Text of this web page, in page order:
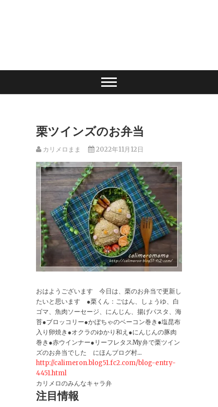
栗ツインズのお弁当
カリメロまま 2022年11月12日
おはようございます 今日は、栗のお弁当で更新し
たいと思います ●栗くん：ごはん、しょうゆ、白
ゴマ、魚肉ソーセージ、にんじん、揚げパスタ、海
苔●ブロッコリー●かぼちゃのベーコン巻き●塩昆布
入り卵焼き●オクラのゆかり和え●にんじんの豚肉
巻き●赤ウインナー●リーフレタスMy弁で栗ツイン
ズのお弁当でした にほんブログ村...
http://calimeron.blog51.fc2.com/blog-entry-
4451.html
カリメロのみんなキャラ弁
注目情報